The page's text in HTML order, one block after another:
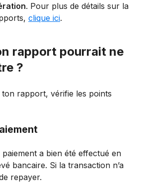
. Pour plus de détails sur la
clique ici.
rapport pourrait ne
?
ton rapport, vérifie les points
a bien été effectué en
bancaire. Si la transaction n’a
repayer.